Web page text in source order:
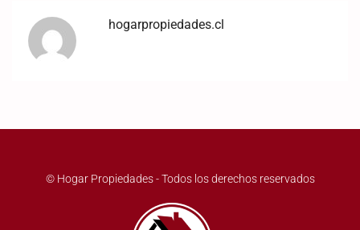
hogarpropiedades.cl
© Hogar Propiedades - Todos los derechos reservados